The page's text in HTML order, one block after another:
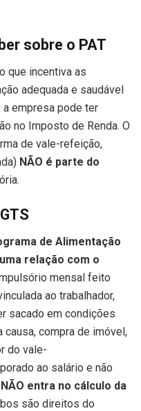
sobre o PAT
que incentiva as
adequada e saudável
empresa pode ter
no Imposto de Renda. O
de vale-refeição,
NÃO é parte do
de Alimentação
relação com o
mensal feito
ao trabalhador,
sacado em condições
compra de imóvel,
do vale-
ao salário e não
NÃO entra no cálculo da
são direitos do